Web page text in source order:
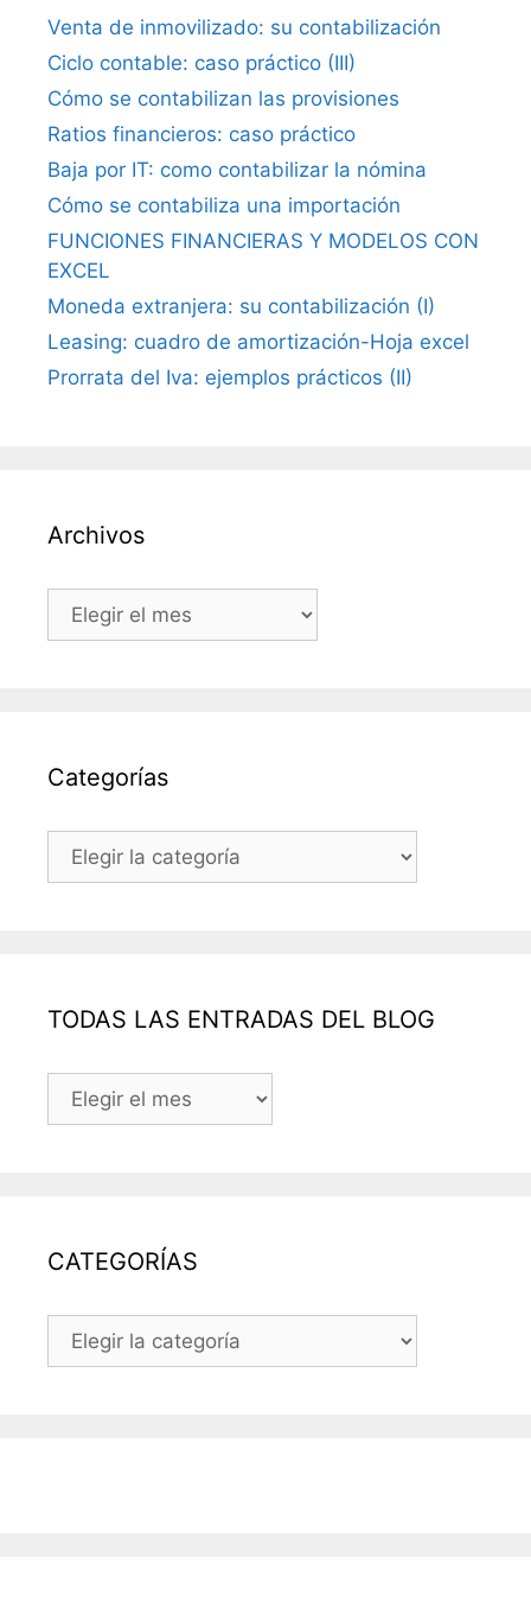
Venta de inmovilizado: su contabilización
Ciclo contable: caso práctico (III)
Cómo se contabilizan las provisiones
Ratios financieros: caso práctico
Baja por IT: como contabilizar la nómina
Cómo se contabiliza una importación
FUNCIONES FINANCIERAS Y MODELOS CON
EXCEL
Moneda extranjera: su contabilización (I)
Leasing: cuadro de amortización-Hoja excel
Prorrata del Iva: ejemplos prácticos (II)
Archivos
Archivos
Categorías
Categorías
TODAS LAS ENTRADAS DEL BLOG
TODAS
CATEGORÍAS
CATEGORÍAS